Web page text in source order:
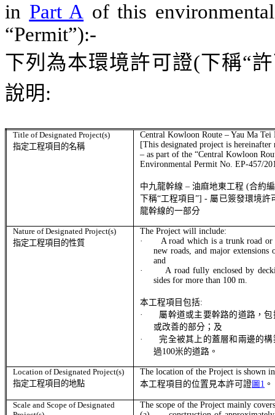
in Part A of this
“Permit”):-
下列為本環境許可證(下稱“
說明:
Title of Designated Project(s)
指定工程項目的名稱
Central Kowloon Route –Yau MaTei
[This designated project is
–as part of the “Central Kowloon
Environmental Permit No. EP-457/
中九龍幹線 – 油麻地東工程 (合約
下稱“工程項目”] - 屬 已簽發環境許
龍幹線的一部分
Nature of Designated Project(s)
指定工程項目的性質
The Project will include:
·
A road which is a trunk road
new roads, and major
and
·
A road fully enclosed by
sides for more than 100 m.
本工程項目包括:
·
屬幹道或主要幹路的道路，
或改善的部分；及
·
完全被其上 的蓋層和 兩邊的
過100米的道路。
Location of Designated Project(s)
指定工程項目的地點
The location of the Project is shown
本工程項目的位置見本許可證圖1 。
Scale and Scope of Designated
The scope of the Project mainly